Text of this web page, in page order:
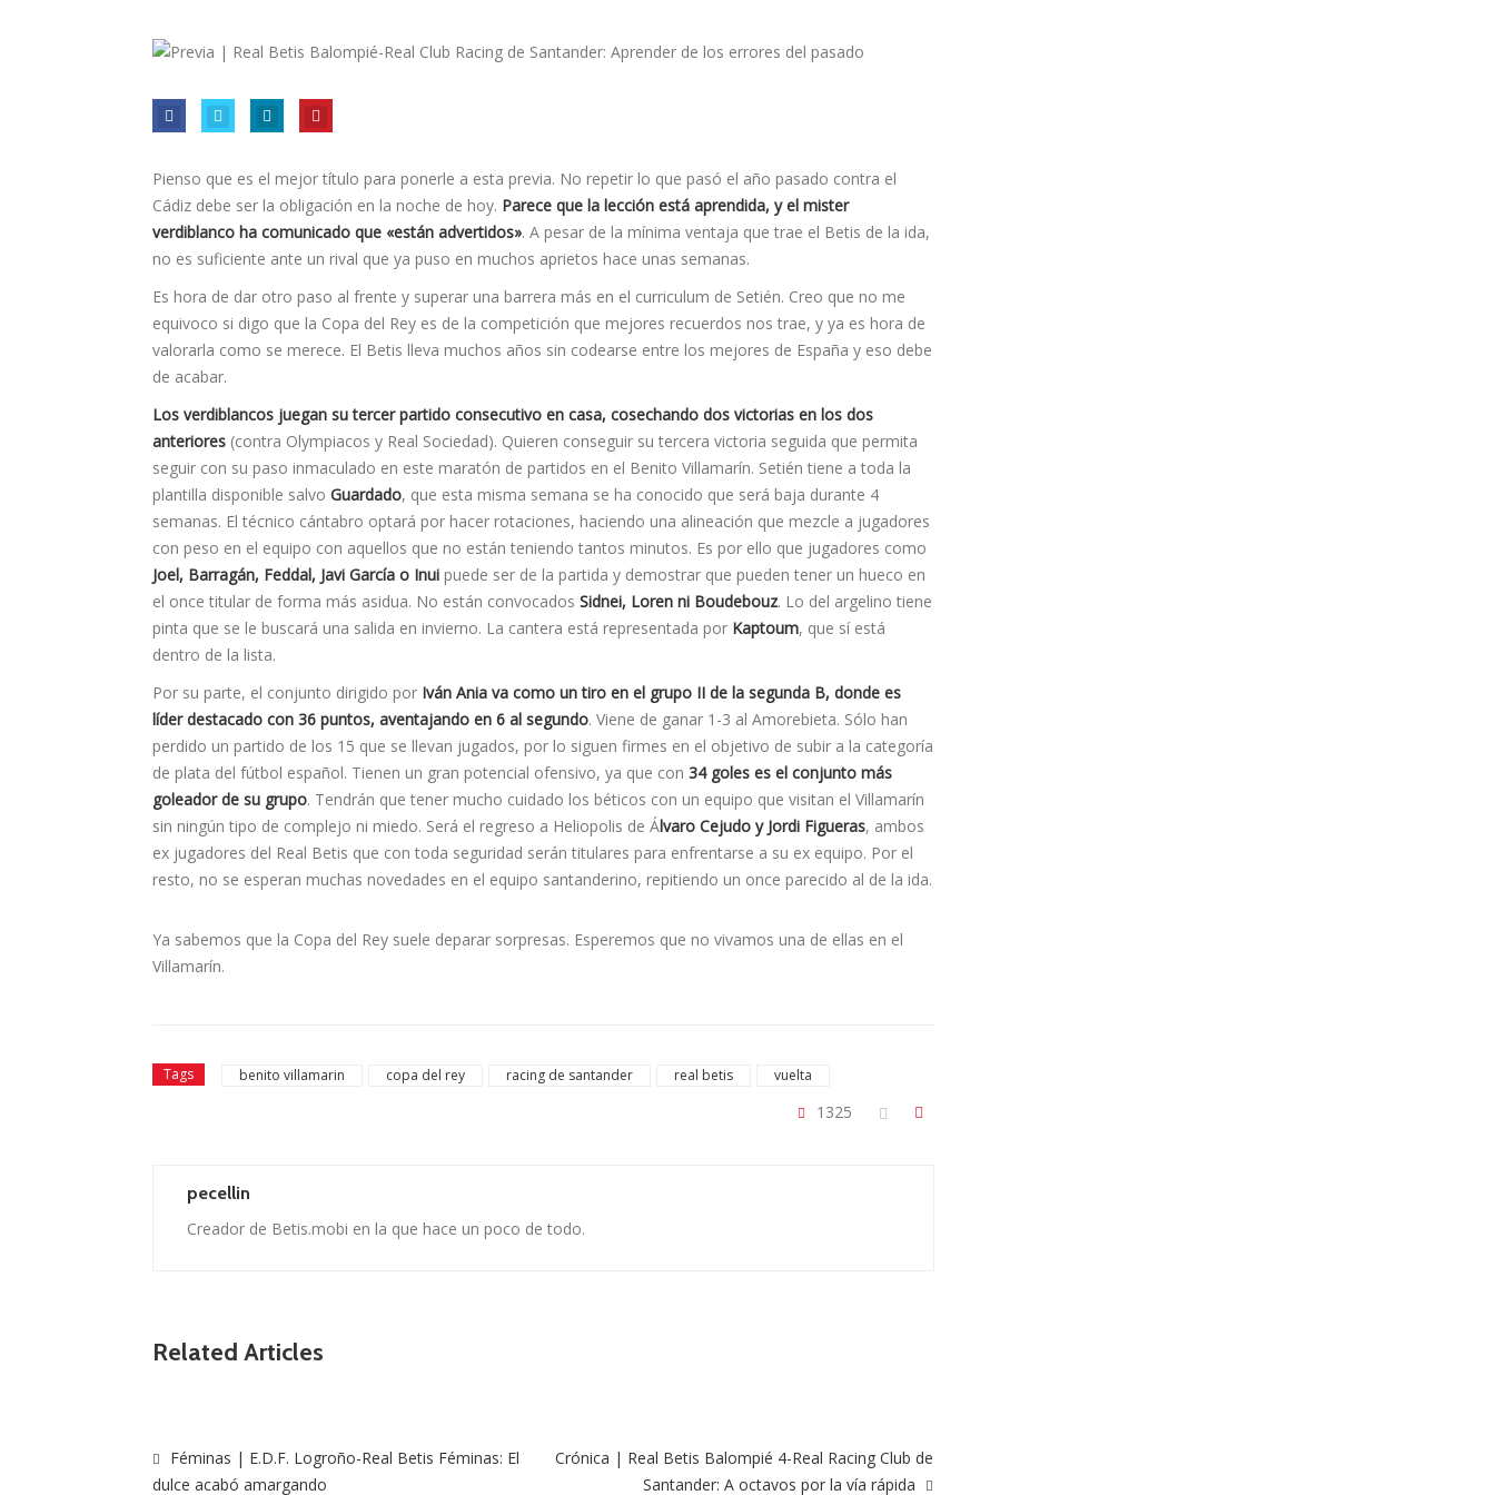
Pienso que es el mejor título para ponerle a esta previa. No repetir lo que pasó el año pasado contra el
Cádiz debe ser la obligación en la noche de hoy. Parece que la lección está aprendida, y el mister
verdiblanco ha comunicado que «están advertidos». A pesar de la mí­nima ventaja que trae el Betis de la ida,
no es suficiente ante un rival que ya puso en muchos aprietos hace unas semanas.
Es hora de dar otro paso al frente y superar una barrera más en el curriculum de Setién. Creo que no me
equivoco si digo que la Copa del Rey es de la competición que mejores recuerdos nos trae, y ya es hora de
valorarla como se merece. El Betis lleva muchos años sin codearse entre los mejores de España y eso debe
de acabar.
Los verdiblancos juegan su tercer partido consecutivo en casa, cosechando dos victorias en los dos
anteriores (contra Olympiacos y Real Sociedad). Quieren conseguir su tercera victoria seguida que permita
seguir con su paso inmaculado en este maratón de partidos en el Benito Villamarí­n. Setién tiene a toda la
plantilla disponible salvo Guardado, que esta misma semana se ha conocido que será baja durante 4
semanas. El técnico cántabro optará por hacer rotaciones, haciendo una alineación que mezcle a jugadores
con peso en el equipo con aquellos que no están teniendo tantos minutos. Es por ello que jugadores como
Joel, Barragán, Feddal, Javi Garcí­a o Inui puede ser de la partida y demostrar que pueden tener un hueco en
el once titular de forma más asidua. No están convocados Sidnei, Loren ni Boudebouz. Lo del argelino tiene
pinta que se le buscará una salida en invierno. La cantera está representada por Kaptoum, que sí está
dentro de la lista.
Por su parte, el conjunto dirigido por Iván Ania va como un tiro en el grupo II de la segunda B, donde es
líder destacado con 36 puntos, aventajando en 6 al segundo. Viene de ganar 1-3 al Amorebieta. Sólo han
perdido un partido de los 15 que se llevan jugados, por lo siguen firmes en el objetivo de subir a la categoría
de plata del fútbol español. Tienen un gran potencial ofensivo, ya que con 34 goles es el conjunto más
goleador de su grupo. Tendrán que tener mucho cuidado los béticos con un equipo que visitan el Villamarín
sin ningún tipo de complejo ni miedo. Será el regreso a Heliopolis de Álvaro Cejudo y Jordi Figueras, ambos
ex jugadores del Real Betis que con toda seguridad serán titulares para enfrentarse a su ex equipo. Por el
resto, no se esperan muchas novedades en el equipo santanderino, repitiendo un once parecido al de la ida.
Ya sabemos que la Copa del Rey suele deparar sorpresas. Esperemos que no vivamos una de ellas en el
Villamarí­n.
Tags benito villamarin copa del rey racing de santander real betis vuelta
1325
pecellin
Creador de Betis.mobi en la que hace un poco de todo.
Related Articles
Féminas | E.D.F. Logroño-Real Betis Féminas: El
dulce acabó amargando
Crónica | Real Betis Balompié 4-Real Racing Club de
Santander: A octavos por la ví­a rápida